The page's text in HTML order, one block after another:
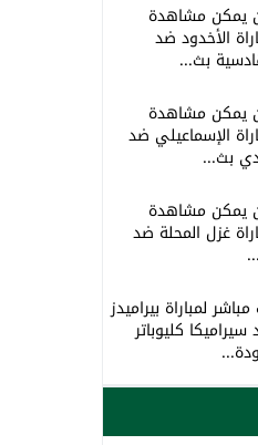
يمكن مشاهدة
الأخدود ضد
بث...
يمكن مشاهدة
الإسماعيلي ضد
بث...
يمكن مشاهدة
غزل المحلة ضد
لمباراة بيراميدز
كليوباتر